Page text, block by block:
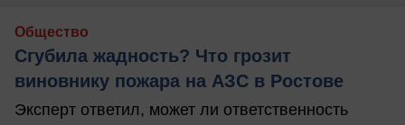
Общество
Сгубила жадность? Что грозит
виновнику пожара на АЗС в Ростове
Эксперт ответил, может ли ответственность